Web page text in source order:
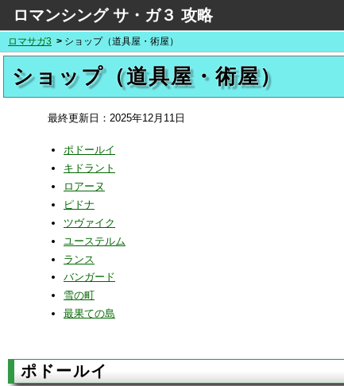
ロマンシング サ・ガ３ 攻略
ロマサガ3 ショップ（道具屋・術屋）
ショップ（道具屋・術屋）
最終更新日： 2025年12月11日
ポドールイ
キドラント
ロアーヌ
ピドナ
ツヴァイク
ユーステルム
ランス
バンガード
雪の町
最果ての島
ポドールイ